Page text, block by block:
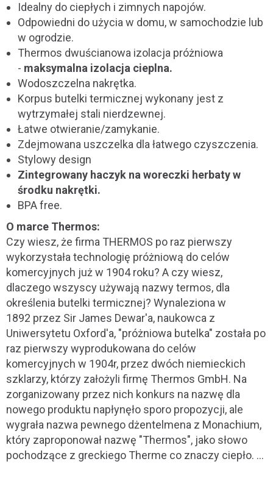
Idealny do ciepłych i zimnych napojów.
Odpowiedni do użycia w domu, w samochodzie lub
w ogrodzie.
Thermos dwuścianowa izolacja próżniowa
- maksymalna izolacja cieplna.
Wodoszczelna nakrętka.
Korpus butelki termicznej wykonany jest z
wytrzymałej stali nierdzewnej.
Łatwe otwieranie/zamykanie.
Zdejmowana uszczelka dla łatwego czyszczenia.
Stylowy design
Zintegrowany haczyk na woreczki herbaty w
środku nakrętki.
BPA free.
O marce Thermos:
Czy wiesz, że firma THERMOS po raz pierwszy
wykorzystała technologię próżniową do celów
komercyjnych już w 1904 roku? A czy wiesz,
dlaczego wszyscy używają nazwy termos, dla
określenia butelki termicznej? Wynaleziona w
1892 przez Sir James Dewar'a, naukowca z
Uniwersytetu Oxford'a, "próżniowa butelka" została po
raz pierwszy wyprodukowana do celów
komercyjnych w 1904r, przez dwóch niemieckich
szklarzy, którzy założyli firmę Thermos GmbH. Na
zorganizowany przez nich konkurs na nazwę dla
nowego produktu napłynęło sporo propozycji, ale
wygrała nazwa pewnego dżentelmena z Monachium,
który zaproponował nazwę "Thermos", jako słowo
pochodzące z greckiego Therme co znaczy ciepło. ...